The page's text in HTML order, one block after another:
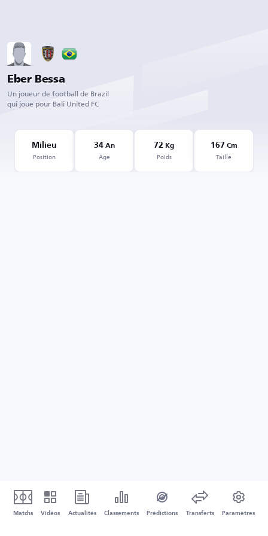
Eber Bessa
Un joueur de football de Brazil
qui joue pour Bali United FC
Milieu
Position
34An
Âge
72 Kg
Poids
167 Cm
Taille
Matchs Vidéos Actualités Classements Prédictions Transferts Paramètres